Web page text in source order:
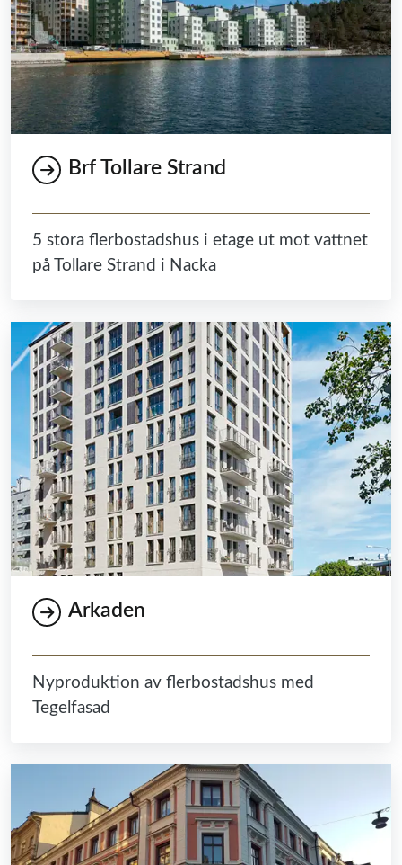
Brf Tollare Strand
5 stora flerbostadshus i etage ut mot vattnet
på Tollare Strand i Nacka
Arkaden
Nyproduktion av flerbostadshus med
Tegelfasad